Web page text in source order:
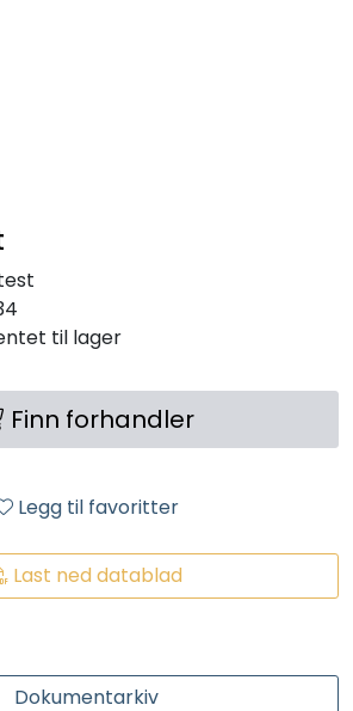
til lager
Finn forhandler
Legg til favoritter
Last ned datablad
Dokumentarkiv